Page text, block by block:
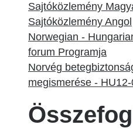
Sajtóközlemény
Sajtóközlemény Angol
Norwegian -
forum Programja
Norvég
megismerése -